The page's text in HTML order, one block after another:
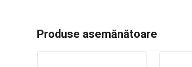
Produse asemănătoare